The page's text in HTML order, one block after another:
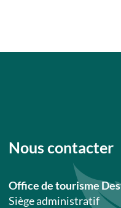
Nous contacter
Office de tourisme
Siège administratif